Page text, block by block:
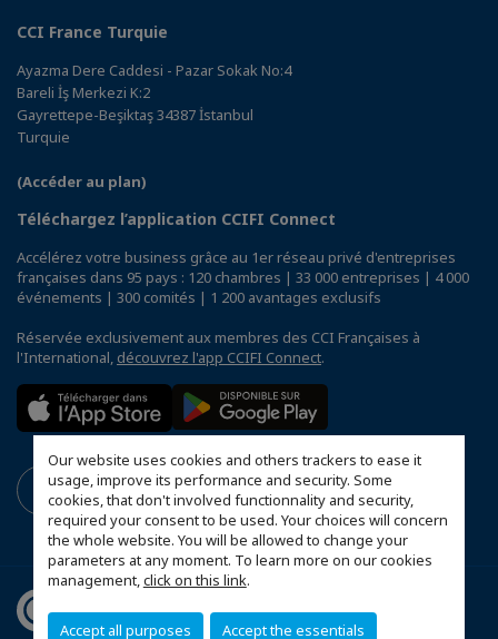
Our website uses cookies and others trackers to ease it
usage, improve its performance and security. Some
cookies, that don't involved functionnality and security,
required your consent to be used. Your choices will concern
the whole website. You will be allowed to change your
parameters at any moment. To learn more on our cookies
management,click on this link.
Accept all purposes Accept the essentials
CCI France Turquie
Ayazma Dere Caddesi - Pazar Sokak No:4
Bareli İş Merkezi K:2
Gayrettepe-Beşiktaş 34387 İstanbul
Turquie
(Accéder au plan)
Téléchargez l’application CCIFI Connect
Accélérez votre business grâce au 1er réseau privé d'entreprises
françaises dans 95 pays : 120 chambres | 33 000 entreprises | 4 000
événements | 300 comités | 1 200 avantages exclusifs
Réservée exclusivement aux membres des CCI Françaises à
l'International, découvrez l'app CCIFI Connect.